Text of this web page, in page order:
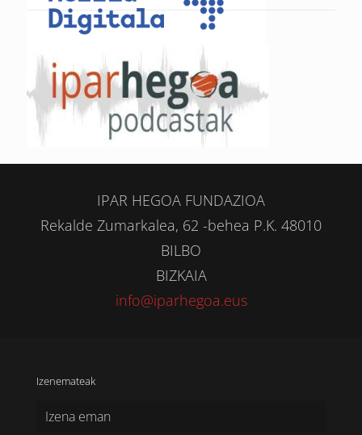
IPAR HEGOA FUNDAZIOA
Rekalde Zumarkalea, 62 -behea P.K. 48010
BILBO
BIZKAIA
info@iparhegoa.eus
Izenemateak
Izena eman